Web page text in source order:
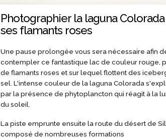
Photographier la laguna
ses flamants roses
Une pause prolongée vous sera nécessaire afin
contempler ce fantastique lac de couleur rouge,
de flamants roses et sur lequel flottent des
sel. L'intense couleur de la laguna Colorada
par la présence de phytoplancton qui réagit à la
du soleil.
La piste emprunte ensuite la route du désert de
composé de nombreuses formations